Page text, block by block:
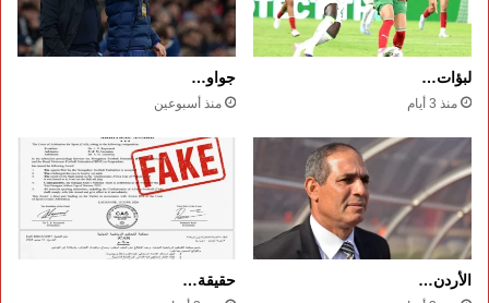
لبؤات…
منذ 3 أيام
جواو…
منذ أسبوعين
الأردن… حقيقة…